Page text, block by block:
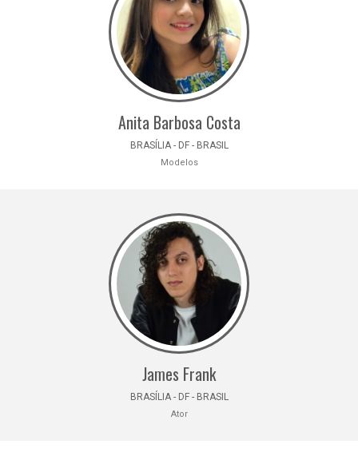
Anita Barbosa Costa
BRASÍLIA - DF - BRASIL
Modelos
James Frank
BRASÍLIA - DF - BRASIL
Ator